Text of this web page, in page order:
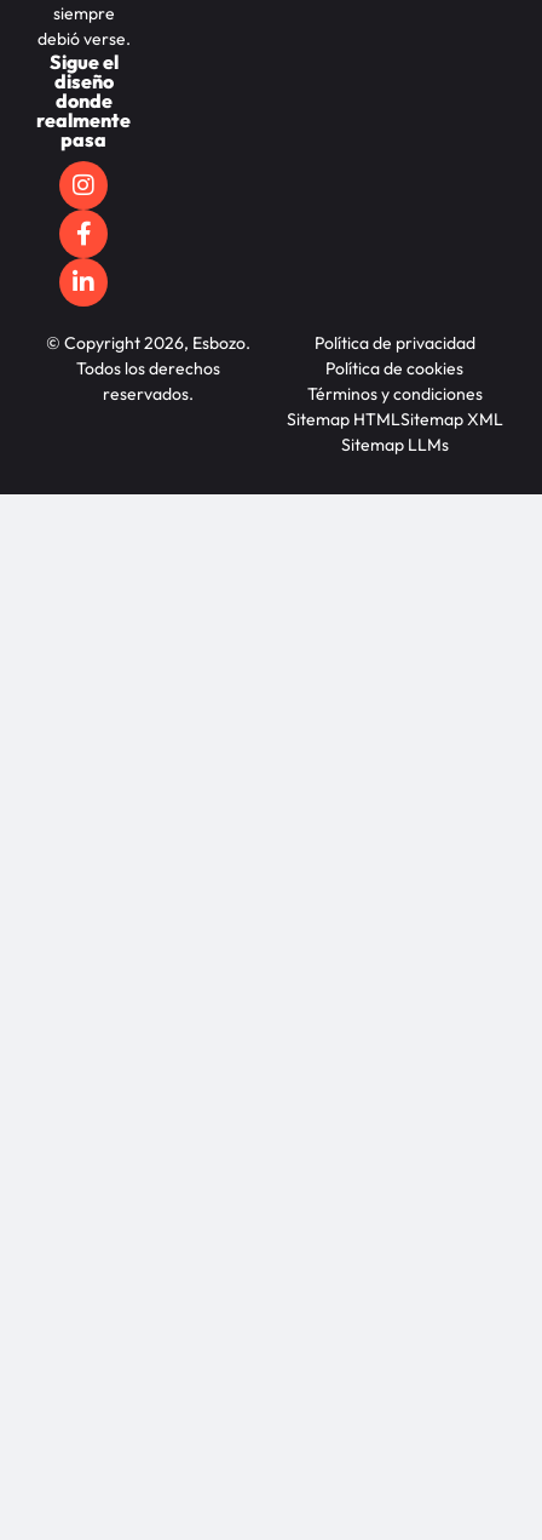
siempre
debió verse.
Sigue el
diseño
donde
realmente
pasa
© Copyright 2026, Esbozo.
Todos los derechos
reservados.
Política de privacidad
Política de cookies
Términos y condiciones
Sitemap HTMLSitemap XML
Sitemap LLMs